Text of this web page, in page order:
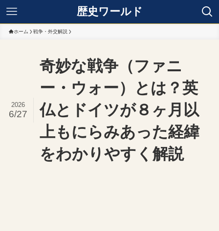
歴史ワールド
ホーム 戦争・外交解説
奇妙な戦争（ファニ
ー・ウォー）とは？英
仏とドイツが８ヶ月以
上もにらみあった経緯
をわかりやすく解説
2026
6/27